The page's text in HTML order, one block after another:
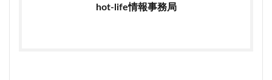
hot-life情報事務局